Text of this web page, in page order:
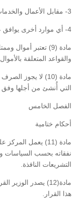
3- مقابل الأعمال والخدمات التي يقدمها المركز للغير.
4- أي موارد أخرى يوافق عليها الوزير وفقاً للتشريعات النافذة.
مادة (9) تعتبر
والقواعد المتعلقة
مادة (10) لا يجوز
التي أُنشئ من أجلها وفق
الفصل الخامس
أحكام ختامية
مادة (11) يعمل
نفقاته بحسب السياسات
التشريعات النافذة.
مادة(12) يصدر
هذا القرار.